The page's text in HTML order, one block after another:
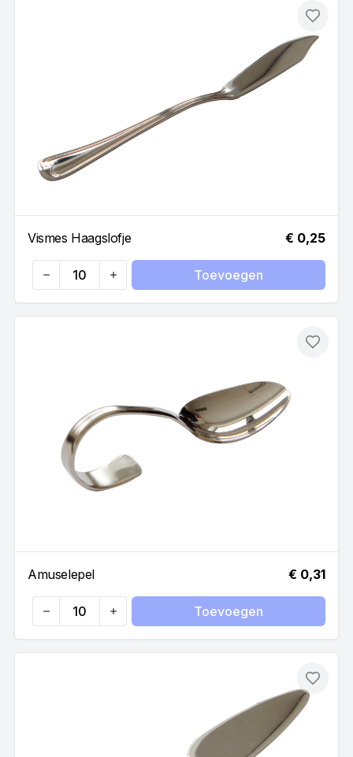
Vismes Haagslofje € 0,25
Quantity
Toevoegen
Amuselepel € 0,31
Quantity
Toevoegen